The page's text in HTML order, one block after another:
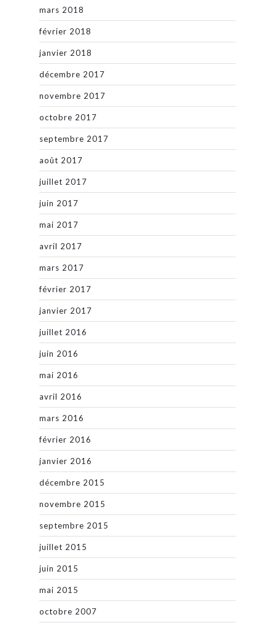
mars 2018
février 2018
janvier 2018
décembre 2017
novembre 2017
octobre 2017
septembre 2017
août 2017
juillet 2017
juin 2017
mai 2017
avril 2017
mars 2017
février 2017
janvier 2017
juillet 2016
juin 2016
mai 2016
avril 2016
mars 2016
février 2016
janvier 2016
décembre 2015
novembre 2015
septembre 2015
juillet 2015
juin 2015
mai 2015
octobre 2007